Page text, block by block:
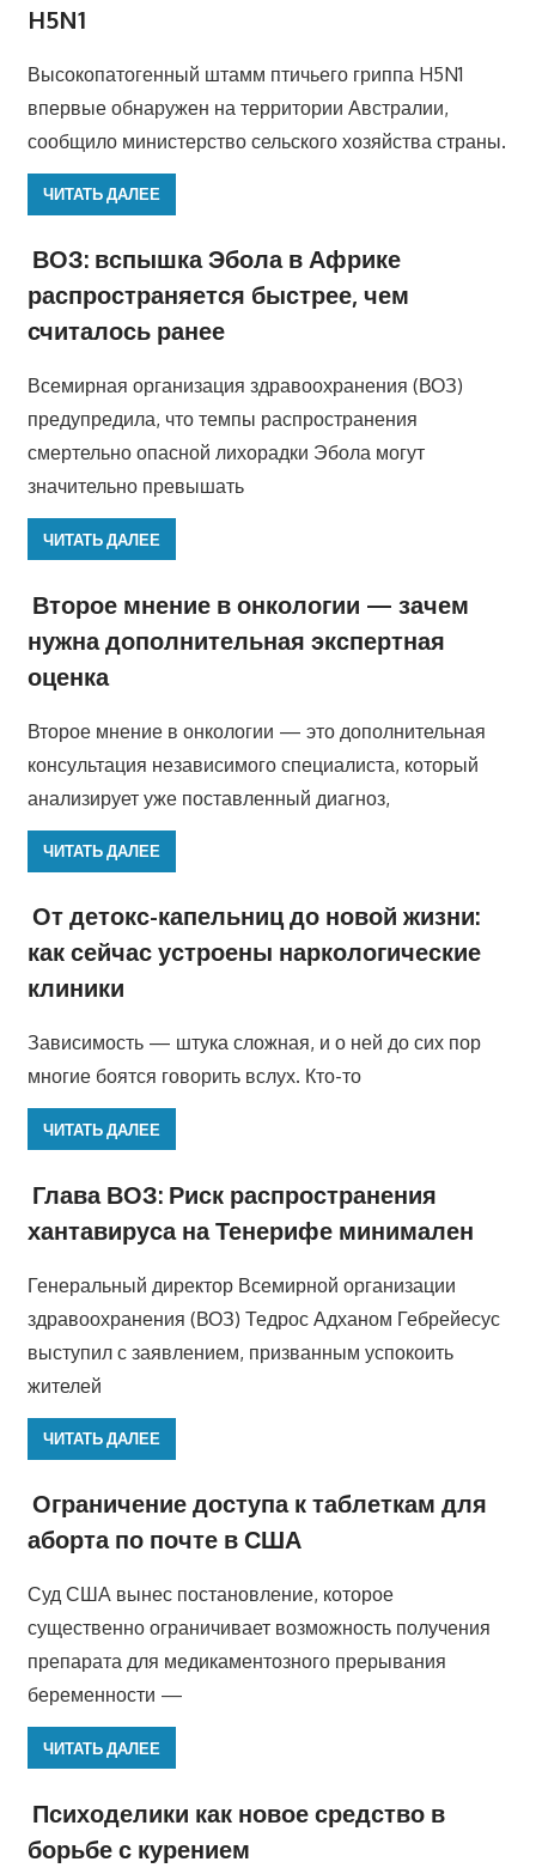
H5N1
Высокопатогенный штамм птичьего гриппа H5N1
впервые обнаружен на территории Австралии,
сообщило министерство сельского хозяйства страны.
ЧИТАТЬ ДАЛЕЕ
ВОЗ: вспышка Эбола в Африке
распространяется быстрее, чем
считалось ранее
Всемирная организация здравоохранения (ВОЗ)
предупредила, что темпы распространения
смертельно опасной лихорадки Эбола могут
значительно превышать
ЧИТАТЬ ДАЛЕЕ
Второе мнение в онкологии — зачем
нужна дополнительная экспертная
оценка
Второе мнение в онкологии — это дополнительная
консультация независимого специалиста, который
анализирует уже поставленный диагноз,
ЧИТАТЬ ДАЛЕЕ
От детокс-капельниц до новой жизни:
как сейчас устроены наркологические
клиники
Зависимость — штука сложная, и о ней до сих пор
многие боятся говорить вслух. Кто-то
ЧИТАТЬ ДАЛЕЕ
Глава ВОЗ: Риск распространения
хантавируса на Тенерифе минимален
Генеральный директор Всемирной организации
здравоохранения (ВОЗ) Тедрос Адханом Гебрейесус
выступил с заявлением, призванным успокоить
жителей
ЧИТАТЬ ДАЛЕЕ
Ограничение доступа к таблеткам для
аборта по почте в США
Суд США вынес постановление, которое
существенно ограничивает возможность получения
препарата для медикаментозного прерывания
беременности —
ЧИТАТЬ ДАЛЕЕ
Психоделики как новое средство в
борьбе с курением